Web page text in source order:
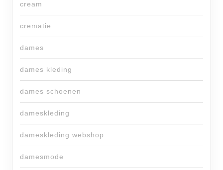
cream
crematie
dames
dames kleding
dames schoenen
dameskleding
dameskleding webshop
damesmode